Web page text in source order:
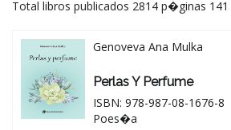
Total libros publicados 2814 p�ginas 141
Genoveva Ana Mulka
Perlas Y Perfume
ISBN: 978-987-08-1676-8
Poes�a